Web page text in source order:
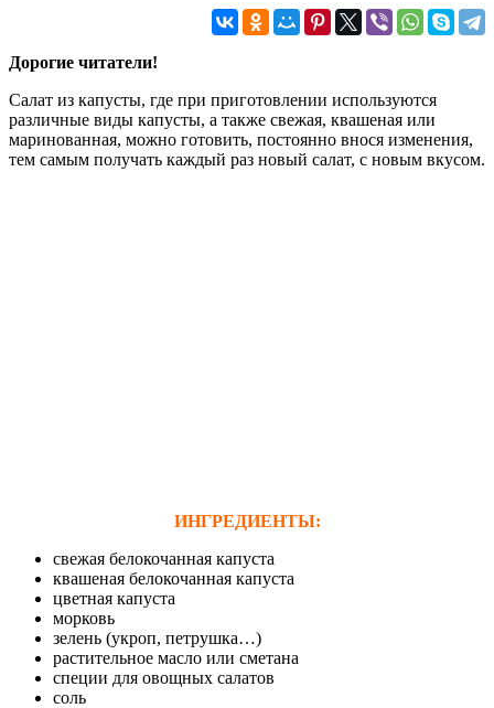
Дорогие читатели!
Салат из капусты, где при приготовлении используются
различные виды капусты, а также свежая, квашеная или
маринованная, можно готовить, постоянно внося изменения,
тем самым получать каждый раз новый салат, с новым вкусом.
ИНГРЕДИЕНТЫ:
свежая белокочанная капуста
квашеная белокочанная капуста
цветная капуста
морковь
зелень (укроп, петрушка…)
растительное масло или сметана
специи для овощных салатов
соль